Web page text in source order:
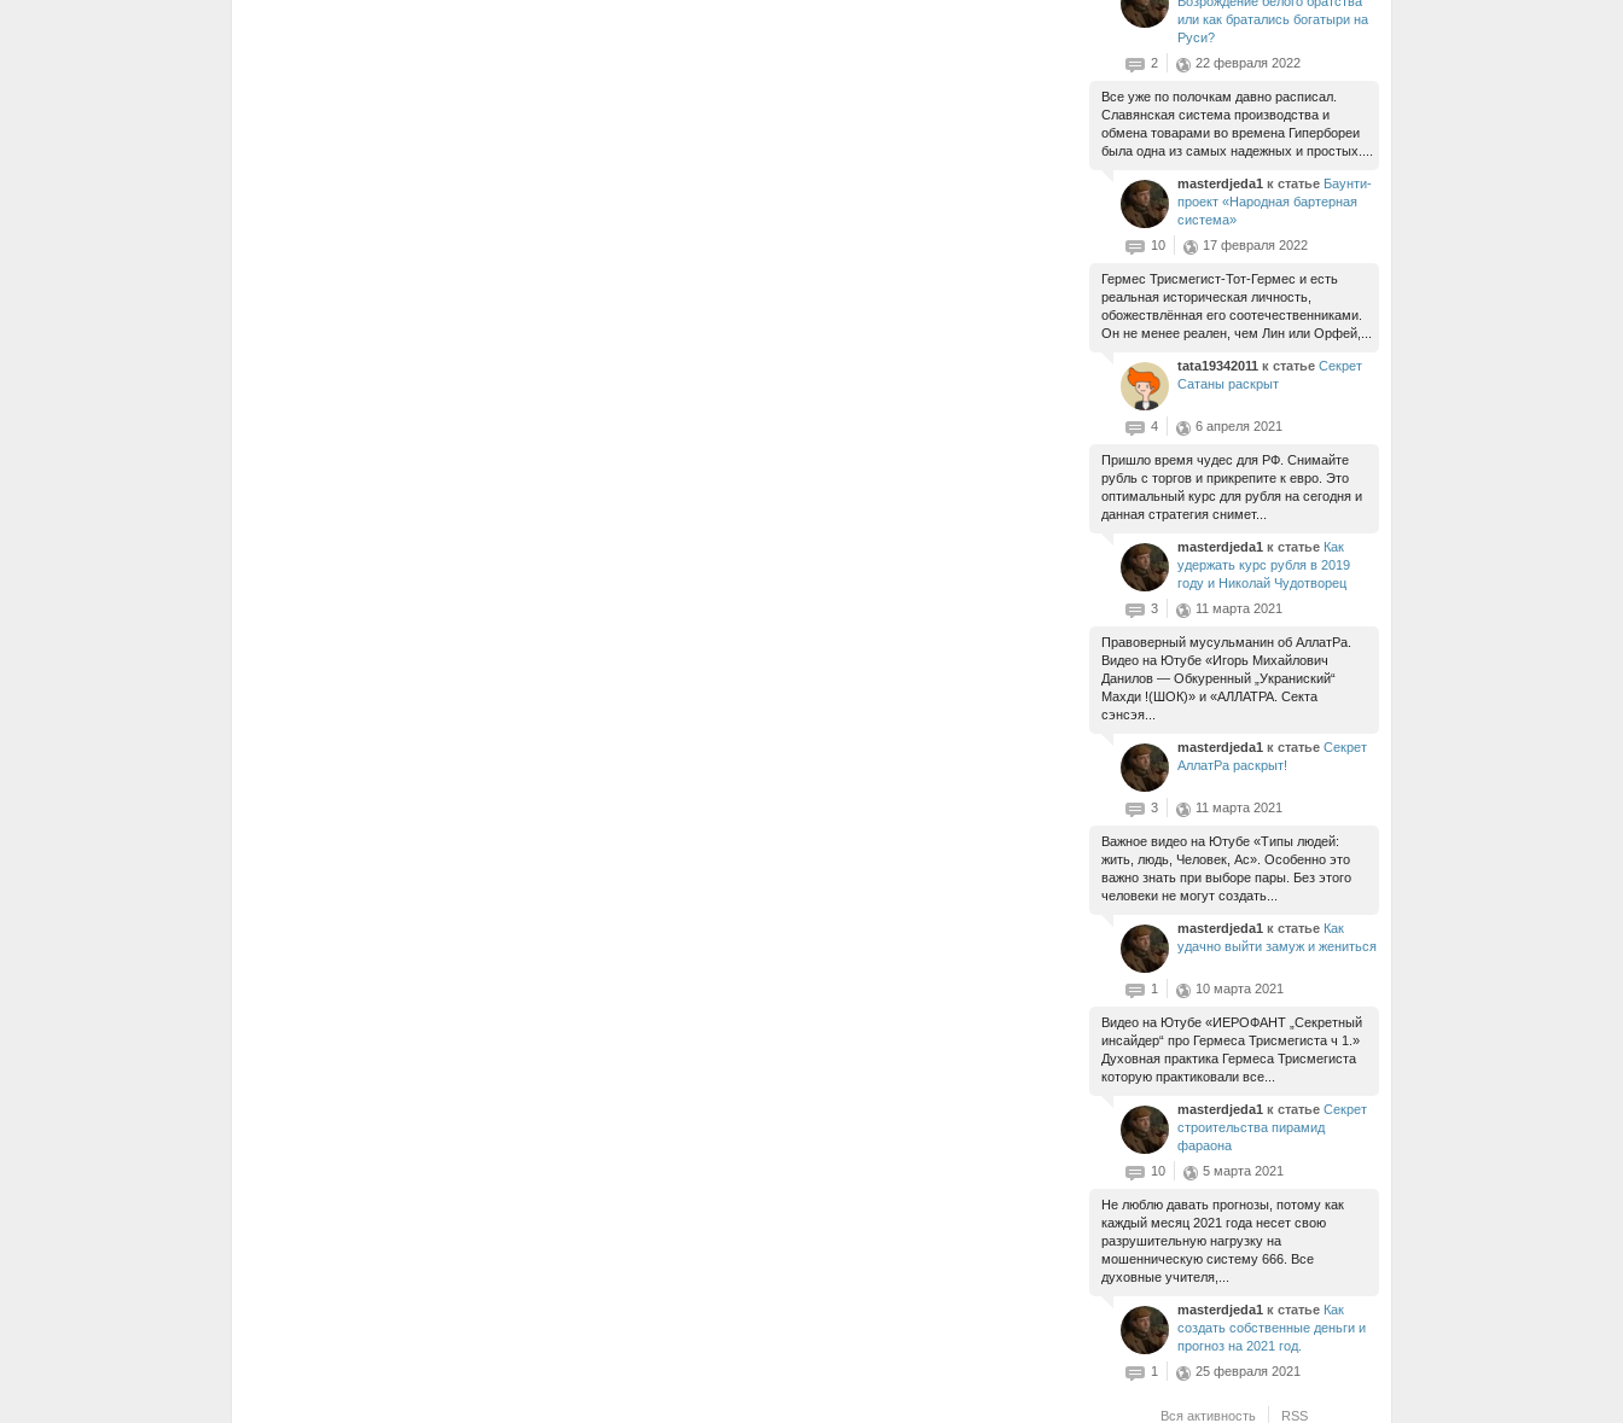
или как братались богатыри на
Руси?
2
22 февраля 2022
Все уже по полочкам давно расписал.
Славянская система производства и
обмена товарами во времена Гипербореи
была одна из самых надежных и простых....
masterdjeda1 к статье Баунти-
проект «Народная бартерная
система»
10
17 февраля 2022
Гермес Трисмегист-Тот-Гермес и есть
реальная историческая личность,
обожествлённая его соотечественниками.
Он не менее реален, чем Лин или Орфей,...
tata19342011 к статье Секрет
Сатаны раскрыт
4 6 апреля 2021
Пришло время чудес для РФ. Снимайте
рубль с торгов и прикрепите к евро. Это
оптимальный курс для рубля на сегодня и
данная стратегия снимет...
masterdjeda1 к статье Как
удержать курс рубля в 2019
году и Николай Чудотворец
3
11 марта 2021
Правоверный мусульманин об АллатРа.
Видео на Ютубе «Игорь Михайлович
Данилов — Обкуренный „Украниский“
Махди !(ШОК)» и «АЛЛАТРА. Секта
сэнсэя...
masterdjeda1 к статье Секрет
АллатРа раскрыт!
3 11 марта 2021
Важное видео на Ютубе «Типы людей:
жить, людь, Человек, Ас». Особенно это
важно знать при выборе пары. Без этого
человеки не могут создать...
masterdjeda1 к статье Как
удачно выйти замуж и жениться
1 10 марта 2021
Видео на Ютубе «ИЕРОФАНТ „Секретный
инсайдер“ про Гермеса Трисмегиста ч 1.»
Духовная практика Гермеса Трисмегиста
которую практиковали все...
masterdjeda1 к статье Секрет
строительства пирамид
фараона
10
5 марта 2021
Не люблю давать прогнозы, потому как
каждый месяц 2021 года несет свою
разрушительную нагрузку на
мошенническую систему 666. Все
духовные учителя,...
masterdjeda1 к статье Как
создать собственные деньги и
прогноз на 2021 год.
1
25 февраля 2021
Вся активность RSS